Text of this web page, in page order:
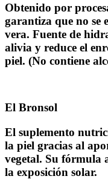
Obtenido por
garantiza que no se
vera. Fuente de
alivia y reduce el
piel. (No contiene
El Bronsol
El suplemento
la piel gracias al
vegetal. Su fórmula
la exposición solar.